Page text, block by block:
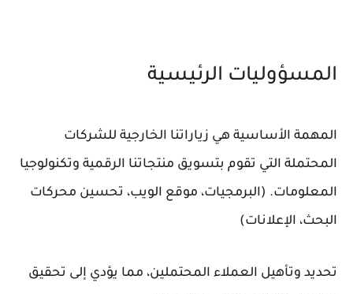
المسؤوليات الرئيسية
المهمة الأساسية هي زياراتنا الخارجية للشركات
المحتملة التي تقوم بتسويق منتجاتنا الرقمية وتكنولوجيا
المعلومات. (البرمجيات، موقع الويب، تحسين محركات
البحث، الإعلانات)
تحديد وتأهيل العملاء المحتملين، مما يؤدي إلى تحقيق